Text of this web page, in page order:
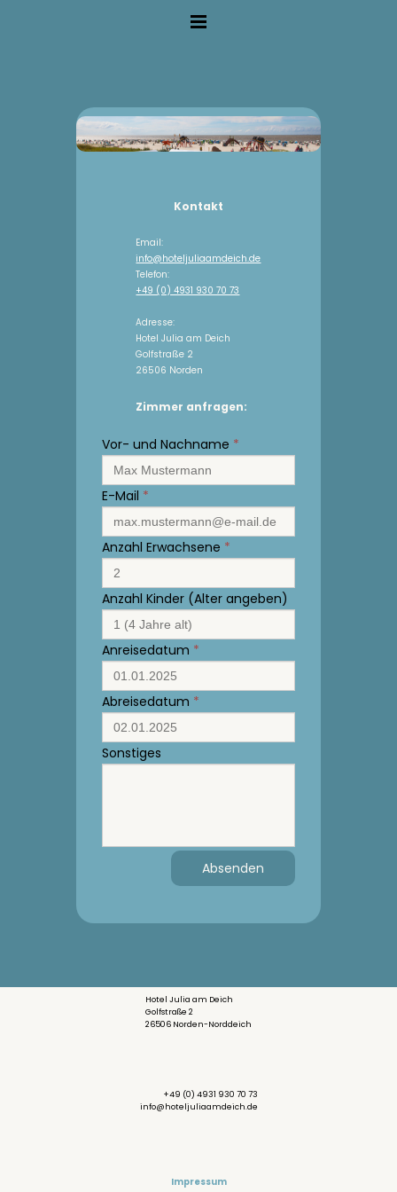
Kontakt
Email:
info@hoteljuliaamdeich.de
Telefon:
+49 (0) 4931 930 70 73
Adresse:
Hotel Julia am Deich
Golfstraße 2
26506 Norden
Zimmer anfragen:
Vor- und Nachname *
E-Mail *
Anzahl Erwachsene *
Anzahl Kinder (Alter angeben)
Anreisedatum *
Abreisedatum *
Sonstiges
Absenden
Hotel Julia am Deich
Golfstraße 2
26506 Norden-Norddeich
+49 (0) 4931 930 70 73
info@hoteljuliaamdeich.de
Impressum